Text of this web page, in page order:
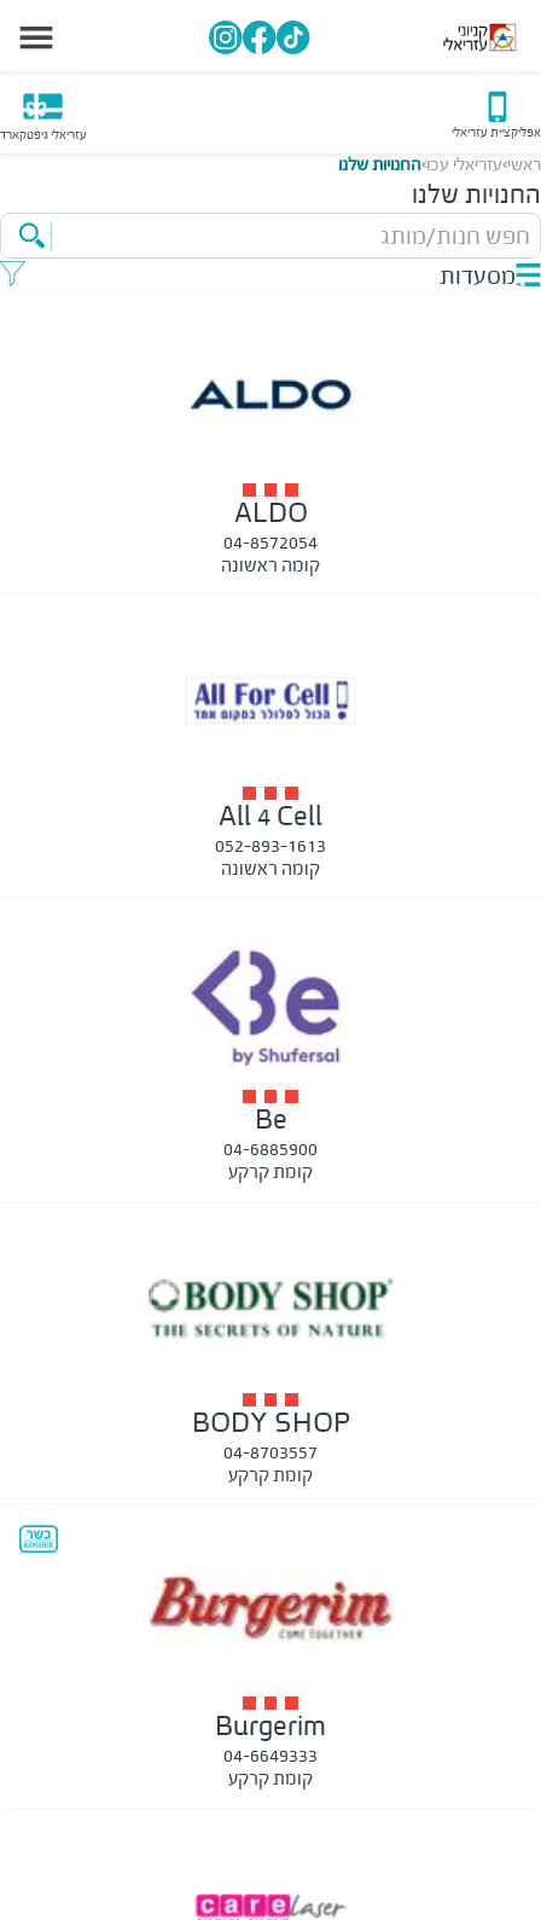
אפליקציית עזריאלי עזריאלי גיפטקארד
ראשי>עזריאלי עכו>החנויות שלנו
החנויות שלנו
חפש חנות/מותג
מסעדות
ALDO
04-8572054
קומה ראשונה
All 4 Cell
052-893-1613
קומה ראשונה
Be
04-6885900
קומת קרקע
BODY SHOP
04-8703557
קומת קרקע
Burgerim
04-6649333
קומת קרקע